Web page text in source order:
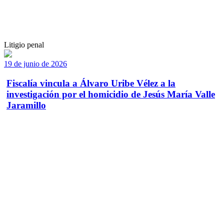
Litigio penal
19 de junio de 2026
Fiscalía vincula a Álvaro Uribe Vélez a la
investigación por el homicidio de Jesús María Valle
Jaramillo